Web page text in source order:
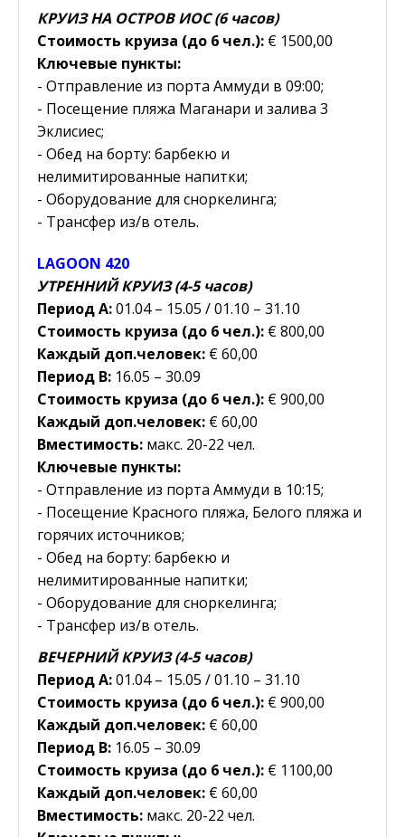
КРУИЗ НА ОСТРОВ ИОС (6 часов)
Стоимость круиза (до 6 чел.): € 1500,00
Ключевые пункты:
- Отправление из порта Аммуди в 09:00;
- Посещение пляжа Маганари и залива 3
Эклисиес;
- Обед на борту: барбекю и
нелимитированные напитки;
- Оборудование для сноркелинга;
- Трансфер из/в отель.
LAGOON 420
УТРЕННИЙ КРУИЗ (4-5 часов)
Период Α:01.04 – 15.05 / 01.10 – 31.10
Стоимость круиза (до 6 чел.): € 800,00
Каждый доп.человек: € 60,00
Период B: 16.05 – 30.09
Стоимость круиза (до 6 чел.): € 900,00
Каждый доп.человек: € 60,00
Вместимость: макс. 20-22 чел.
Ключевые пункты:
- Отправление из порта Аммуди в 10:15;
- Посещение Красного пляжа, Белого пляжа и
горячих источников;
- Обед на борту: барбекю и
нелимитированные напитки;
- Оборудование для сноркелинга;
- Трансфер из/в отель.
ВЕЧЕРНИЙ КРУИЗ (4-5 часов)
Период A:01.04 – 15.05 / 01.10 – 31.10
Стоимость круиза (до 6 чел.): € 900,00
Каждый доп.человек: € 60,00
Период B: 16.05 – 30.09
Стоимость круиза (до 6 чел.): € 1100,00
Каждый доп.человек: € 60,00
Вместимость: макс. 20-22 чел.